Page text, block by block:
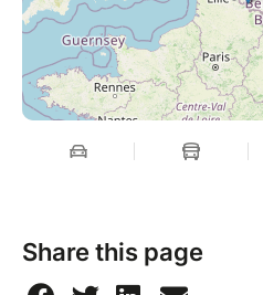
Share this page